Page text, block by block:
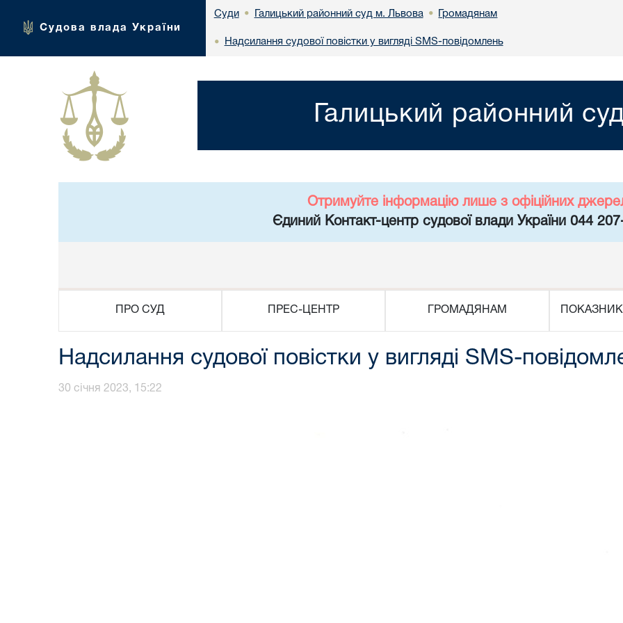
Судова влада України
Суди • Галицький районний суд м. Львова • Громадянам
• Надсилання судової повістки у вигляді SMS-повідомлень
Галицький районний
Отримуйте інформацію лише з офіційних
Єдиний Контакт-центр судової влади України 044
ПРО СУД ПРЕС-ЦЕНТР ГРОМАДЯНАМ
Надсилання судової повістки у вигляді SMS-
30 січня 2023, 15:22